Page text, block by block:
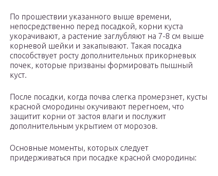
По прошествии указанного выше времени,
непосредственно перед посадкой, корни куста
укорачивают, а растение заглубляют на 7-8 см выше
корневой шейки и закапывают. Такая посадка
способствует росту дополнительных прикорневых
почек, которые призваны формировать пышный
куст.
После посадки, когда почва слегка промерзнет, кусты
красной смородины окучивают перегноем, что
защитит корни от застоя влаги и послужит
дополнительным укрытием от морозов.
Основные моменты, которых следует
придерживаться при посадке красной смородины: